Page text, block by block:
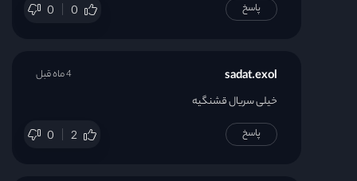
0 0 پاسخ
sadat.exol
خیلی سریال قشنگیه
0 2
4 ماه قبل
پاسخ